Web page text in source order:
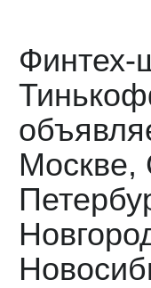
Финтех-
Москве,